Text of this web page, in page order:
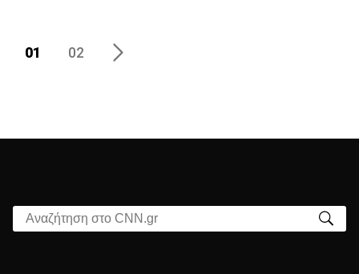
01 02
Αναζήτηση στο CNN.gr